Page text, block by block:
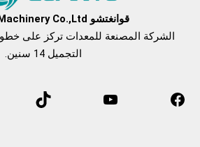
قوانغتشو Guanyu Machinery Co.,Ltd
الشركة المصنعة للمعدات تركز على خطوط
التجميل 14 سنين.